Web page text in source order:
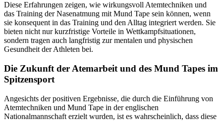
Diese Erfahrungen zeigen, wie wirkungsvoll Atemtechniken und
das Training der Nasenatmung mit Mund Tape sein können, wenn
sie konsequent in das Training und den Alltag integriert werden. Sie
bieten nicht nur kurzfristige Vorteile in Wettkampfsituationen,
sondern tragen auch langfristig zur mentalen und physischen
Gesundheit der Athleten bei.
Die Zukunft der Atemarbeit und des Mund Tapes im
Spitzensport
Angesichts der positiven Ergebnisse, die durch die Einführung von
Atemtechniken und Mund Tape in der englischen
Nationalmannschaft erzielt wurden, ist es wahrscheinlich, dass diese